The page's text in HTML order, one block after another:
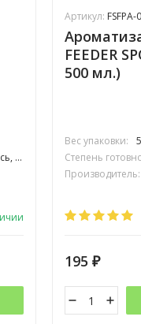
Артикул: FSFPA-
FEEDER
500 мл.)
Вес упаковки:
Степень
Производитель:
195 ₽